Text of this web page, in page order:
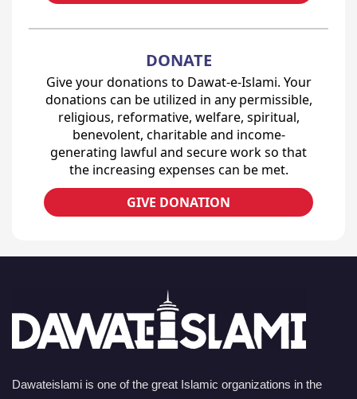
DONATE
Give your donations to Dawat-e-Islami. Your
donations can be utilized in any permissible,
religious, reformative, welfare, spiritual,
benevolent, charitable and income-
generating lawful and secure work so that
the increasing expenses can be met.
GIVE DONATION
Dawateislami is one of the great Islamic organizations in the